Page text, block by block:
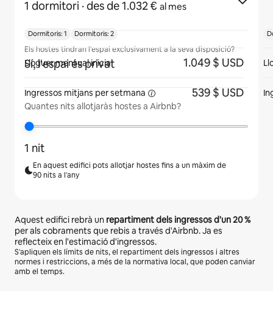
1 dormitori · des de 1.032 € al mes
Els hostes tindran l'espai exclusivament a la seva disposició?
Sí, l'espai és privat
Quantes nits allotjaràs hostes a Airbnb?
1 nit
En aquest edifici pots allotjar hostes fins a un màxim de
90 nits a l'any
Aquest edifici rebrà un repartiment dels ingressos d'un20 %
per als cobraments que rebis a través d'Airbnb. Ja es
reflecteix en l'estimació d'ingressos.
S'apliquen els límits de nits, el repartiment dels ingressos i altres
normes i restriccions, a més de la normativa local, que poden canviar
amb el temps.
Dormitoris: 1 Dormitoris: 2
Lloguer mensual inicial 1.049 $ USD
Ingressos mitjans per setmana 539 $ USD